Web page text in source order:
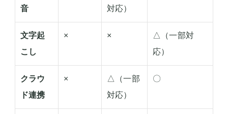
音
対応）
文字起
こし
× ×
△（一部対
応）
クラウ
ド連携
×
△（一部
対応）
〇